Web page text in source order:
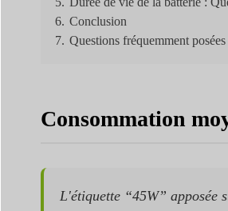
6. Conclusion
7. Questions fréquemment posées
Consommation
L'étiquette “45W” apposée